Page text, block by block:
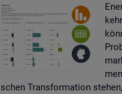
schen Trans­for­ma­ti­on